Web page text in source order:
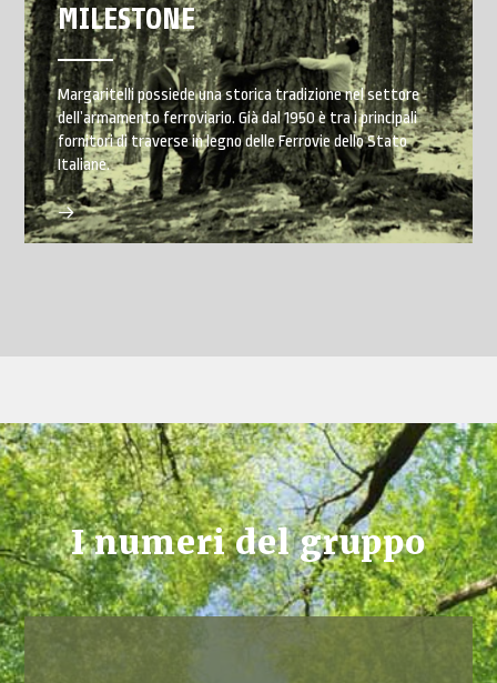
MILESTONE
Margaritelli possiede una storica tradizione nel settore
dell’armamento ferroviario. Già dal 1950 è tra i principali
fornitori di traverse in legno delle Ferrovie dello Stato
Italiane.
I numeri del gruppo